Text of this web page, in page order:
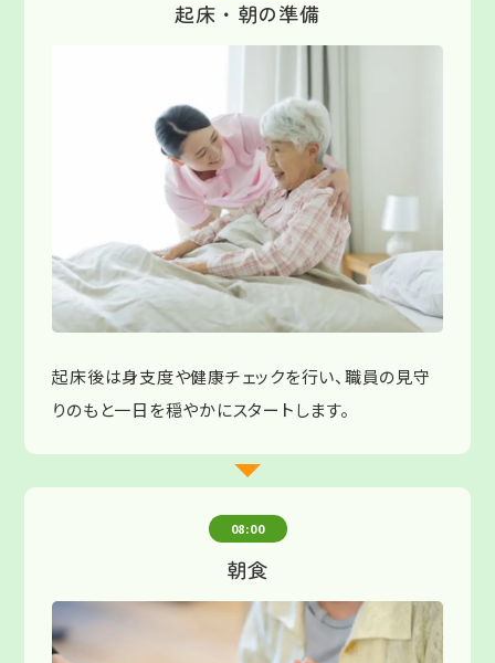
起床・朝の準備
起床後は身支度や健康チェックを行い、職員の見守
りのもと一日を穏やかにスタートします。
08:00
朝食